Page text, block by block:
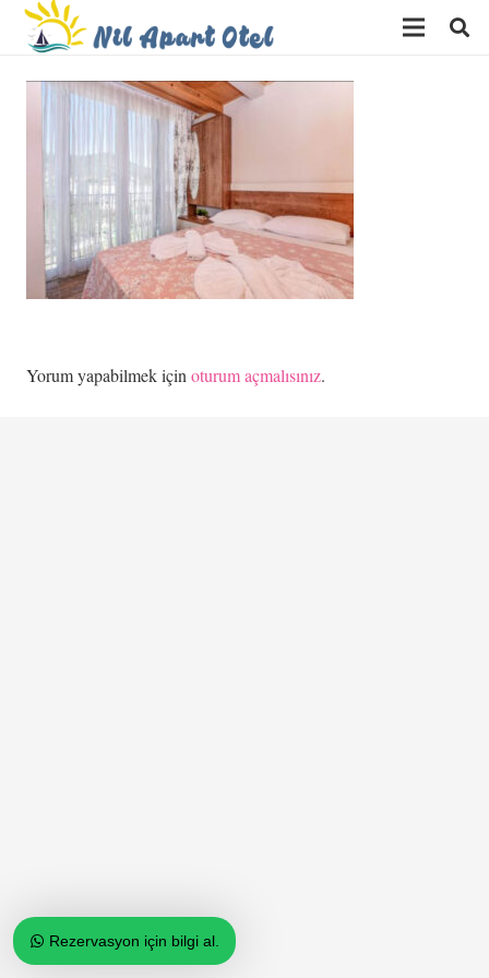
Rezervasyon için bilgi al.
Yorum yapabilmek için oturum açmalısınız.